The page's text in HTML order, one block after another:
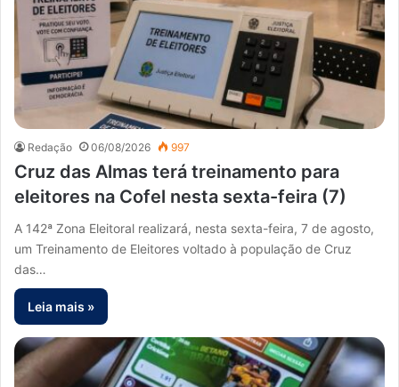
Redação 06/08/2026 997
Cruz das Almas terá treinamento para
eleitores na Cofel nesta sexta-feira (7)
A 142ª Zona Eleitoral realizará, nesta sexta-feira, 7 de agosto,
um Treinamento de Eleitores voltado à população de Cruz
das…
Leia mais »